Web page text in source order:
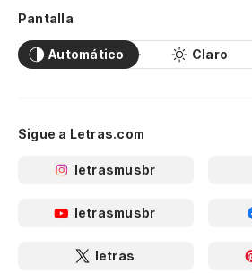
Pantalla
Automático Claro
Sigue a Letras.com
letrasmusbr
letrasmusbr
letras